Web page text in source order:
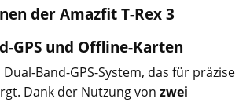
der Amazfit T-Rex 3
GPS und Offline-Karten
Band-GPS-System, das für präzise
Dank der Nutzung von zwei